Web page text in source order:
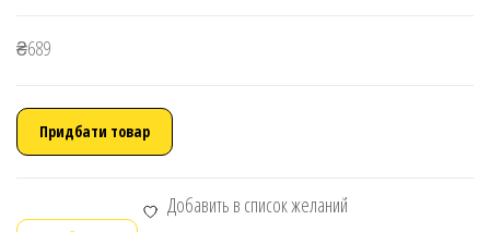
₴689
Придбати товар
Добавить в список желаний